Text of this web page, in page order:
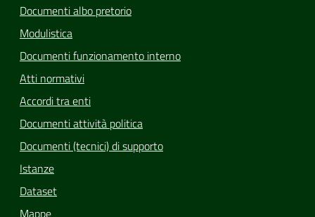
Documenti albo pretorio
Modulistica
Documenti funzionamento interno
Atti normativi
Accordi tra enti
Documenti attività politica
Documenti (tecnici) di supporto
Istanze
Dataset
Mappe